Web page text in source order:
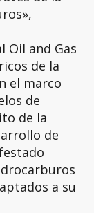
Oil and Gas
de la
el marco
de
de la
de
a su